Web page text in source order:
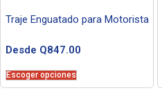
Traje Enguatado para Motorista
Desde Q847.00
Escoger opciones